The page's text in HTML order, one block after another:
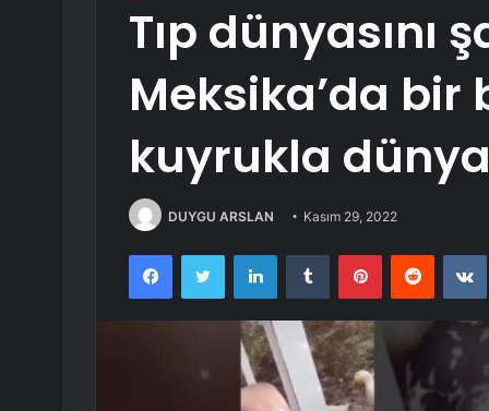
Tıp dünyasını
Meksika’da bir
kuyrukla
DUYGU ARSLAN Kasım 29, 2022
FacebookTwitter LinkedInTumblr PinterestReddit